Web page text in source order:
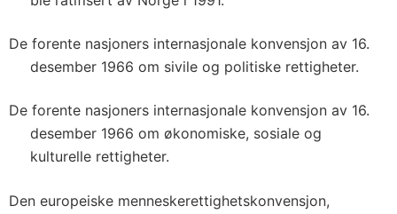
De forente nasjoners internasjonale konvensjon av 16.
desember 1966 om sivile og politiske rettigheter.
De forente nasjoners internasjonale konvensjon av 16.
desember 1966 om økonomiske, sosiale og
kulturelle rettigheter.
Den europeiske menneskerettighetskonvensjon,